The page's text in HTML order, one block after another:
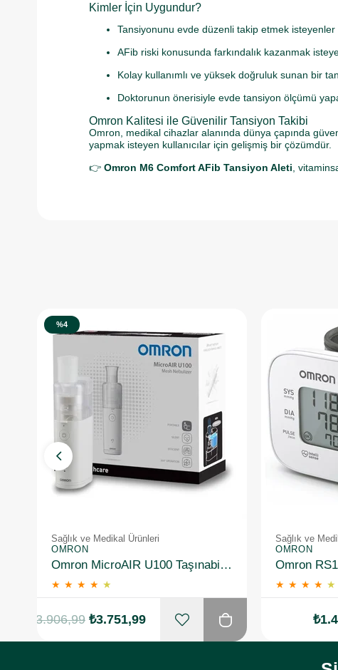
Kimler İçin Uygundur?
Tansiyonunu evde düzenli takip etmek isteyenler
AFib riski konusunda farkındalık kazanmak
Kolay kullanımlı ve yüksek doğruluk sunan bir
Doktorunun önerisiyle evde tansiyon ölçümü
Omron Kalitesi ile Güvenilir Tansiyon Takibi
Omron, medikal cihazlar alanında dünya çapında
yapmak isteyen kullanıcılar için gelişmiş bir çözümdür.
👉 Omron M6 Comfort AFib Tansiyon Aleti ,
Sağlık ve Medikal Ürünleri
OMRON
Omron MicroAIR U100 Taşınabilir Nebulizatör
★ ★ ★ ★ ★
%4
₺3.751,99
₺3.906,99
Sağlık ve
OMRON
★ ★ ★ ★ ★